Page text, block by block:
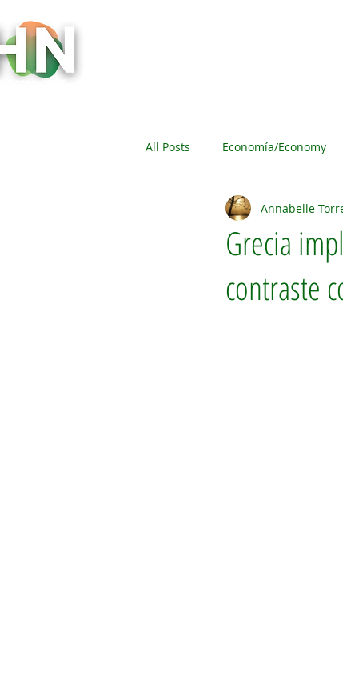
All Posts Economía/Economy
Eventos/Events
Sociedad/ Society La
Grecia
contraste
Annabelle